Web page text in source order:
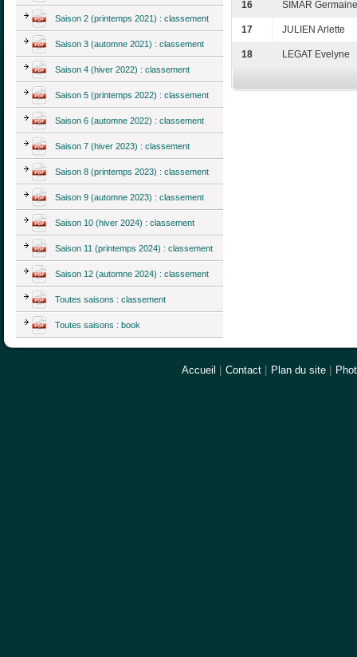
Saison 2 (printemps 2021) : classement
Saison 3 (automne 2021) : classement
Saison 4 (hiver 2022) : classement
Saison 5 (printemps 2022) : classement
Saison 6 (automne 2022) : classement
Saison 7 (hiver 2023) : classement
Saison 8 (printemps 2023) : classement
Saison 9 (automne 2023) : classement
Saison 10 (hiver 2024) : classement
Saison 11 (printemps 2024) : classement
Saison 12 (automne 2024) : classement
Toutes saisons : classement
Toutes saisons : book
16 SIMAR Germaine
17 JULIEN Arlette
18 LEGAT Evelyne
Accueil | Contact | Plan du site |